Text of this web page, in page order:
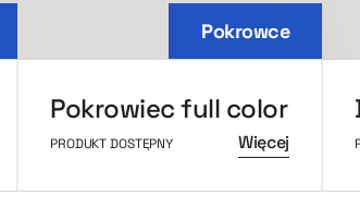
Pokrowce
Pokrowiec full color
PRODUKT DOSTĘPNY Więcej